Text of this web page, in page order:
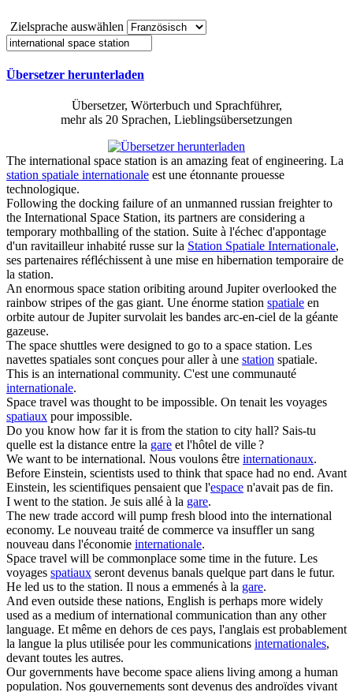
Zielsprache auswählen
Übersetzer herunterladen
Übersetzer, Wörterbuch und Sprachführer,
mehr als 20 Sprachen, Lieblingsübersetzungen
The international space station is an amazing feat of engineering. La
station spatiale internationale est une étonnante prouesse
technologique.
Following the docking failure of an unmanned russian freighter to
the International Space Station, its partners are considering a
temporary mothballing of the station. Suite à l'échec d'appontage
d'un ravitailleur inhabité russe sur la Station Spatiale Internationale,
ses partenaires réfléchissent à une mise en hibernation temporaire de
la station.
An enormous space station oribiting around Jupiter overlooked the
rainbow stripes of the gas giant. Une énorme station spatiale en
orbite autour de Jupiter survolait les bandes arc-en-ciel de la géante
gazeuse.
The space shuttles were designed to go to a space station. Les
navettes spatiales sont conçues pour aller à une station spatiale.
This is an international community. C'est une communauté
internationale.
Space travel was thought to be impossible. On tenait les voyages
spatiaux pour impossible.
Do you know how far it is from the station to city hall? Sais-tu
quelle est la distance entre la gare et l'hôtel de ville ?
We want to be international. Nous voulons être internationaux.
Before Einstein, scientists used to think thatspace had no end. Avant
Einstein, les scientifiques pensaient que l'espace n'avait pas de fin.
I went to the station. Je suis allé à la gare.
The new trade accord will pump fresh blood into the international
economy. Le nouveau traité de commerce va insuffler un sang
nouveau dans l'économie internationale.
Space travel will be commonplace some time in the future. Les
voyages spatiaux seront devenus banals quelque part dans le futur.
He led us to the station. Il nous a emmenés à la gare.
And even outside these nations, English is perhaps more widely
used as a medium ofinternational communication than any other
language. Et même en dehors de ces pays, l'anglais est probablement
la langue la plus utilisée pour les communications internationales,
devant toutes les autres.
Our governments have become space aliens living among a human
population. Nos gouvernements sont devenus des androïdes vivant